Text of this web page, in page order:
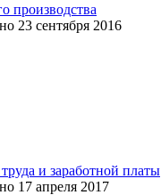
производства
23 сентября 2016
и заработной платы
17 апреля 2017